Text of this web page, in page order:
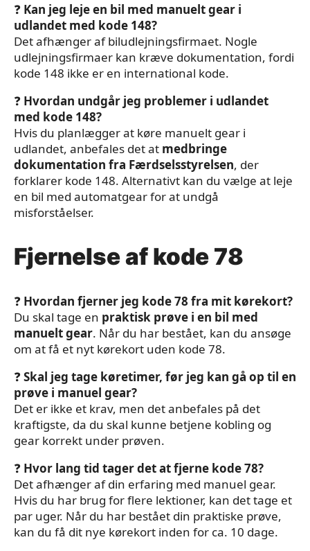
❓ Kan jeg leje en bil med manuelt gear i
udlandet med kode 148?
Det afhænger af biludlejningsfirmaet. Nogle
udlejningsfirmaer kan kræve dokumentation, fordi
kode 148 ikke er en international kode.
❓ Hvordan undgår jeg problemer i udlandet
med kode 148?
Hvis du planlægger at køre manuelt gear i
udlandet, anbefales det at medbringe
dokumentation fra Færdselsstyrelsen, der
forklarer kode 148. Alternativt kan du vælge at leje
en bil med automatgear for at undgå
misforståelser.
Fjernelse af kode 78
❓ Hvordan fjerner jeg kode 78 fra mit kørekort?
Du skal tage en praktisk prøve i en bil med
manuelt gear. Når du har bestået, kan du ansøge
om at få et nyt kørekort uden kode 78.
❓Skal jeg tage køretimer, før jeg kan gå op til en
prøve i manuel gear?
Det er ikke et krav, men det anbefales på det
kraftigste, da du skal kunne betjene kobling og
gear korrekt under prøven.
❓ Hvor lang tid tager det at fjerne kode 78?
Det afhænger af din erfaring med manuel gear.
Hvis du har brug for flere lektioner, kan det tage et
par uger. Når du har bestået din praktiske prøve,
kan du få dit nye kørekort inden for ca. 10 dage.